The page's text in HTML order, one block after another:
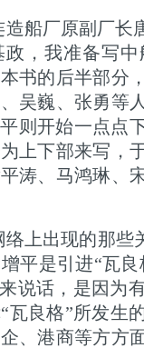
船厂原副厂长
，我准备写
书的后半部分
吴巍、张勇等
则开始一点点
上下部来写，
涛、马鸿琳、
上出现的那些
平是引进“瓦
说话，是因为
瓦良格”所发生
、港商等方方